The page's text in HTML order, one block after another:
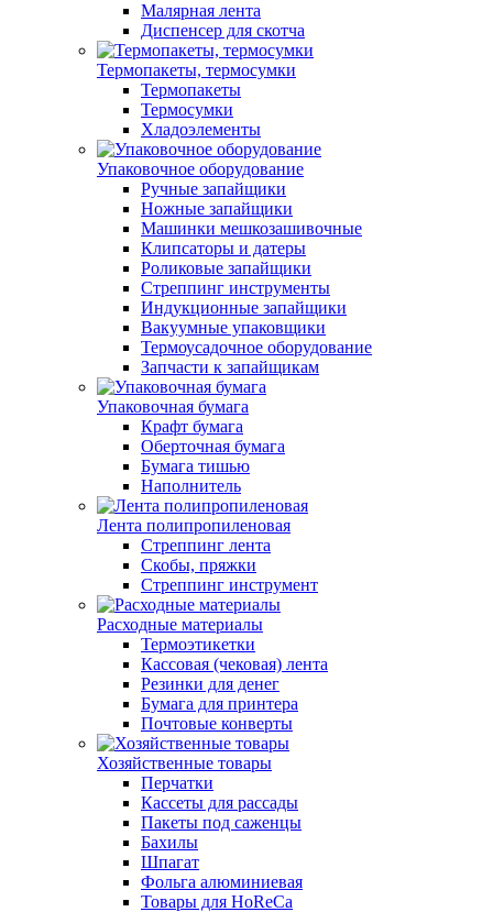
Малярная лента
Диспенсер для скотча
Термопакеты, термосумки
Термопакеты
Термосумки
Хладоэлементы
Упаковочное оборудование
Ручные запайщики
Ножные запайщики
Машинки мешкозашивочные
Клипсаторы и датеры
Роликовые запайщики
Стреппинг инструменты
Индукционные запайщики
Вакуумные упаковщики
Термоусадочное оборудование
Запчасти к запайщикам
Упаковочная бумага
Крафт бумага
Оберточная бумага
Бумага тишью
Наполнитель
Лента полипропиленовая
Стреппинг лента
Скобы, пряжки
Стреппинг инструмент
Расходные материалы
Термоэтикетки
Кассовая (чековая) лента
Резинки для денег
Бумага для принтера
Почтовые конверты
Хозяйственные товары
Перчатки
Кассеты для рассады
Пакеты под саженцы
Бахилы
Шпагат
Фольга алюминиевая
Товары для HoReCa